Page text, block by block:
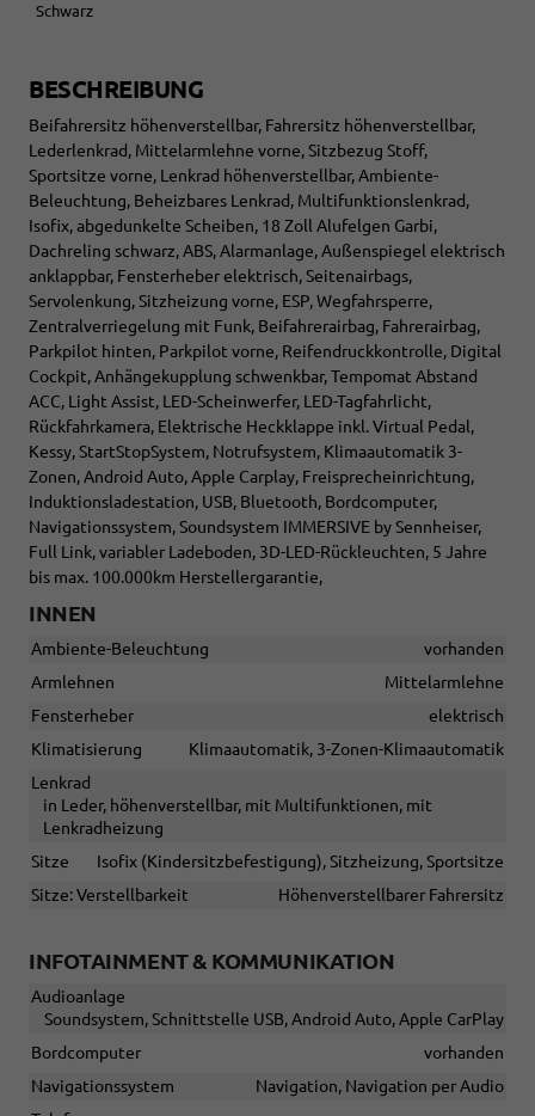
Schwarz
BESCHREIBUNG
Beifahrersitz höhenverstellbar, Fahrersitz höhenverstellbar,
Lederlenkrad, Mittelarmlehne vorne, Sitzbezug Stoff,
Sportsitze vorne, Lenkrad höhenverstellbar, Ambiente-
Beleuchtung, Beheizbares Lenkrad, Multifunktionslenkrad,
Isofix, abgedunkelte Scheiben, 18 Zoll Alufelgen Garbi,
Dachreling schwarz, ABS, Alarmanlage, Außenspiegel elektrisch
anklappbar, Fensterheber elektrisch, Seitenairbags,
Servolenkung, Sitzheizung vorne, ESP, Wegfahrsperre,
Zentralverriegelung mit Funk, Beifahrerairbag, Fahrerairbag,
Parkpilot hinten, Parkpilot vorne, Reifendruckkontrolle, Digital
Cockpit, Anhängekupplung schwenkbar, Tempomat Abstand
ACC, Light Assist, LED-Scheinwerfer, LED-Tagfahrlicht,
Rückfahrkamera, Elektrische Heckklappe inkl. Virtual Pedal,
Kessy, StartStopSystem, Notrufsystem, Klimaautomatik 3-
Zonen, Android Auto, Apple Carplay, Freisprecheinrichtung,
Induktionsladestation, USB, Bluetooth, Bordcomputer,
Navigationssystem, Soundsystem IMMERSIVE by Sennheiser,
Full Link, variabler Ladeboden, 3D-LED-Rückleuchten, 5 Jahre
bis max. 100.000km Herstellergarantie,
INNEN
Ambiente-Beleuchtung
vorhanden
Armlehnen
Mittelarmlehne
Fensterheber
elektrisch
Klimatisierung
Klimaautomatik, 3-Zonen-Klimaautomatik
Lenkrad
in Leder, höhenverstellbar, mit Multifunktionen, mit
Lenkradheizung
Sitze
Isofix (Kindersitzbefestigung), Sitzheizung, Sportsitze
Sitze: Verstellbarkeit
Höhenverstellbarer Fahrersitz
INFOTAINMENT & KOMMUNIKATION
Audioanlage
Soundsystem, Schnittstelle USB, Android Auto, Apple CarPlay
Bordcomputer
vorhanden
Navigationssystem
Navigation, Navigation per Audio